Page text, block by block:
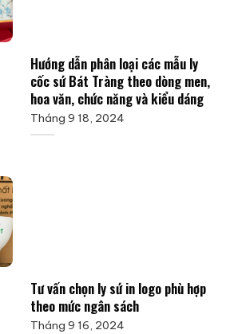
Hướng dẫn phân loại các mẫu ly
cốc sứ Bát Tràng theo dòng men,
hoa văn, chức năng và kiểu dáng
Tháng 9 18, 2024
Tư vấn chọn ly sứ in logo phù hợp
theo mức ngân sách
Tháng 9 16, 2024